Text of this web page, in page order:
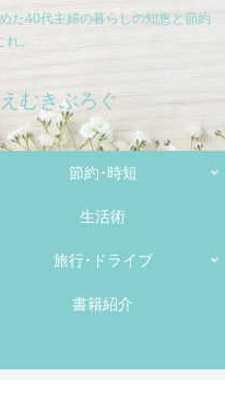
た40代主婦の暮らしの知恵と節約
。
むきぶろぐ
節約･時短
生活術
旅行･ドライブ
書籍紹介